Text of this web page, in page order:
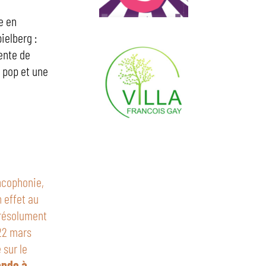
en
:
de
et une
effet au
mars
le